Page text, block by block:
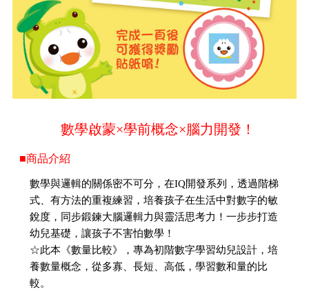
數學啟蒙×學前概念×腦力開發！
■商品介紹
數學與邏輯的關係密不可分，在IQ開發系列，透過階梯
式、有方法的重複練習，培養孩子在生活中對數字的敏
銳度，同步鍛鍊大腦邏輯力與靈活思考力！一步步打造
幼兒基礎，讓孩子不害怕數學！
☆此本《數量比較》，專為初階數字學習幼兒設計，培
養數量概念，從多寡、長短、高低，學習數和量的比
較。